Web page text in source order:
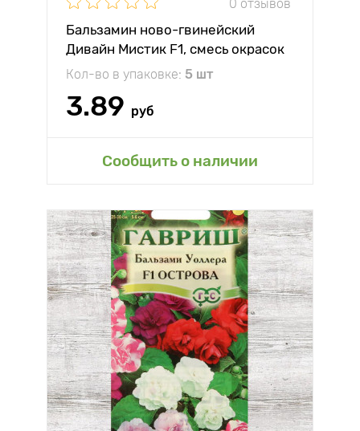
0 отзывов
Бальзамин ново-гвинейский
Дивайн Мистик F1, смесь окрасок
Престиж
Кол-во в упаковке: 5 шт
3.89 руб
Сообщить о наличии